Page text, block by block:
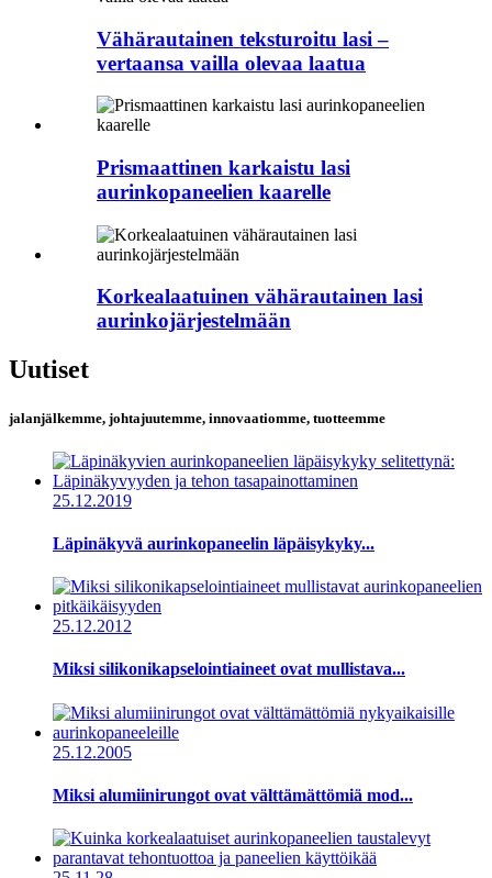
Vähärautainen teksturoitu lasi –
vertaansa vailla olevaa laatua
Prismaattinen karkaistu lasi
aurinkopaneelien kaarelle
Korkealaatuinen vähärautainen lasi
aurinkojärjestelmään
Uutiset
jalanjälkemme, johtajuutemme, innovaatiomme, tuotteemme
25.12.2019
Läpinäkyvä aurinkopaneelin läpäisykyky...
25.12.2012
Miksi silikonikapselointiaineet ovat mullistava...
25.12.2005
Miksi alumiinirungot ovat välttämättömiä mod...